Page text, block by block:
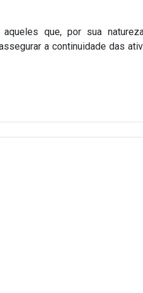
que, por sua
a continuidade das